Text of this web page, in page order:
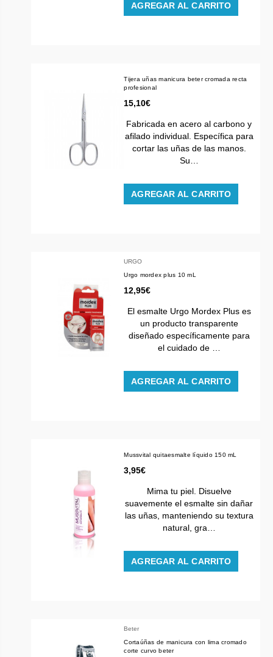
AGREGAR AL CARRITO
Tijera uñas manicura beter cromada recta
profesional
15,10€
Fabricada en acero al carbono y
afilado individual. Específica para
cortar las uñas de las manos.
Su…
AGREGAR AL CARRITO
URGO
Urgo mordex plus 10 mL
12,95€
El esmalte Urgo Mordex Plus es
un producto transparente
diseñado específicamente para
el cuidado de …
AGREGAR AL CARRITO
Mussvital quitaesmalte líquido 150 mL
3,95€
Mima tu piel. Disuelve
suavemente el esmalte sin dañar
las uñas, manteniendo su textura
natural, gra…
AGREGAR AL CARRITO
Beter
Cortaúñas de manicura con lima cromado
corte curvo beter